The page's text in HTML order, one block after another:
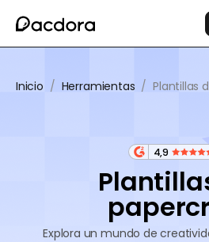
Inicio / Herramientas / Plantillas
4,9
Explora un mundo de